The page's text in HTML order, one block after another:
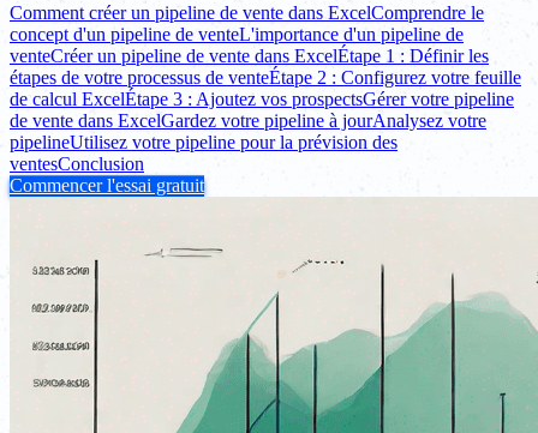
Comment créer un pipeline de vente dans ExcelComprendre le
concept d'un pipeline de venteL'importance d'un pipeline de
venteCréer un pipeline de vente dans ExcelÉtape 1 : Définir les
étapes de votre processus de venteÉtape 2 : Configurez votre feuille
de calcul ExcelÉtape 3 : Ajoutez vos prospectsGérer votre pipeline
de vente dans ExcelGardez votre pipeline à jourAnalysez votre
pipelineUtilisez votre pipeline pour la prévision des
ventesConclusion
Commencer l'essai gratuit